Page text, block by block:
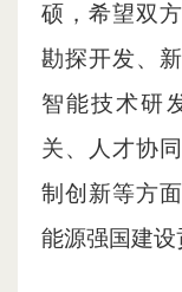
硕，希望双
勘探开发、
智能技术研
关、人才协
制创新等方
能源强国建设